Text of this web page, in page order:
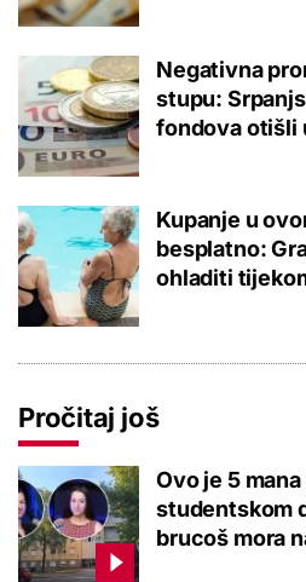
Negativna
stupu:
fondova otišli
Kupanje u
besplatno:
ohladiti
Pročitaj još
Ovo je 5
studentskom
brucoš mora